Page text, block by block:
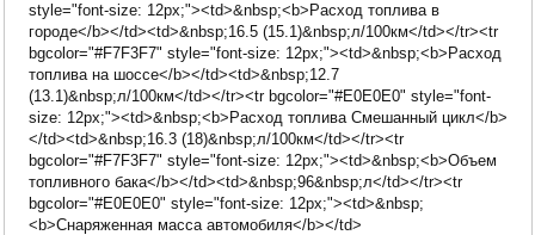
style="font-size: 12px;"><td>&nbsp;<b>Расход топлива в
городе</b></td><td>&nbsp;16.5 (15.1)&nbsp;л/100км</td></tr><tr
bgcolor="#F7F3F7" style="font-size: 12px;"><td>&nbsp;<b>Расход
топлива на шоссе</b></td><td>&nbsp;12.7
(13.1)&nbsp;л/100км</td></tr><tr bgcolor="#E0E0E0" style="font-
size: 12px;"><td>&nbsp;<b>Расход топлива Смешанный цикл</b>
</td><td>&nbsp;16.3 (18)&nbsp;л/100км</td></tr><tr
bgcolor="#F7F3F7" style="font-size: 12px;"><td>&nbsp;<b>Объем
топливного бака</b></td><td>&nbsp;96&nbsp;л</td></tr><tr
bgcolor="#E0E0E0" style="font-size: 12px;"><td>&nbsp;
<b>Снаряженная масса автомобиля</b></td>